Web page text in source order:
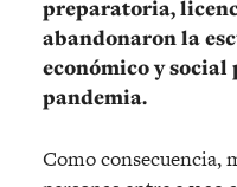
preparatoria,
abandonaron la
económico y
pandemia.
Como consecuencia,